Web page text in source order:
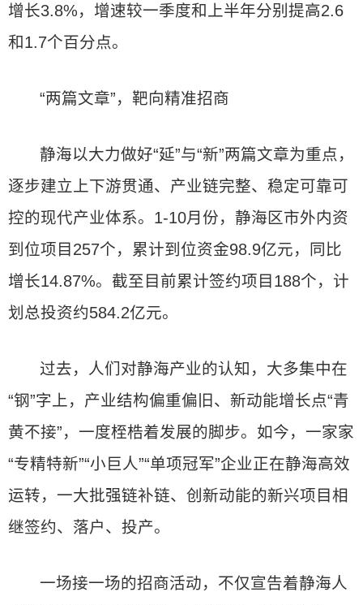
增长3.8%，增速较一季度和上半年分别提高2.6
和1.7个百分点。
“两篇文章”，靶向精准招商
静海以大力做好“延”与“新”两篇文章为重点，
逐步建立上下游贯通、产业链完整、稳定可靠可
控的现代产业体系。1-10月份，静海区市外内资
到位项目257个，累计到位资金98.9亿元，同比
增长14.87%。截至目前累计签约项目188个，计
划总投资约584.2亿元。
过去，人们对静海产业的认知，大多集中在
“钢”字上，产业结构偏重偏旧、新动能增长点“青
黄不接”，一度桎梏着发展的脚步。如今，一家家
“专精特新”“小巨人”“单项冠军”企业正在静海高效
运转，一大批强链补链、创新动能的新兴项目相
继签约、落户、投产。
一场接一场的招商活动，不仅宣告着静海人